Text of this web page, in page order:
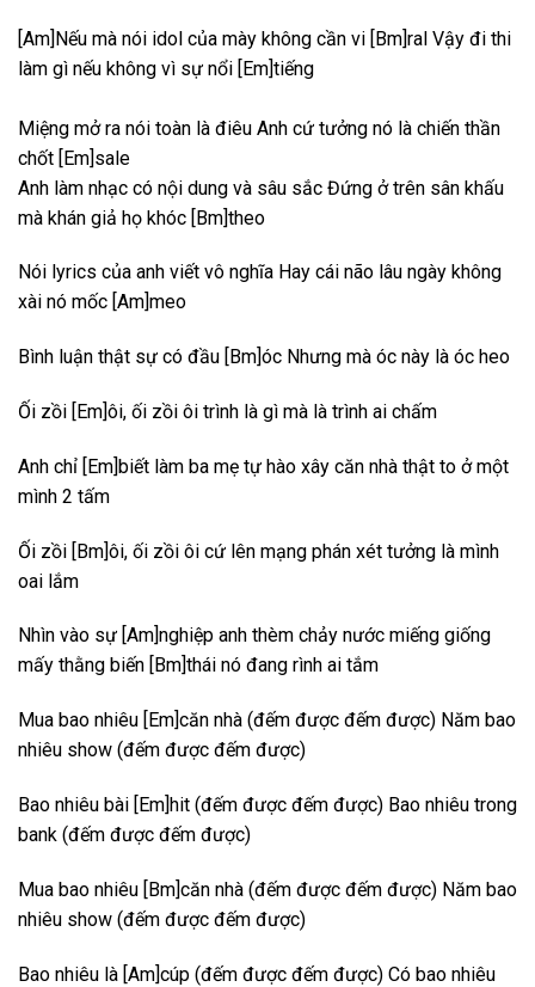
[Am]Nếu mà nói idol của mày không cần vi [Bm]ral Vậy đi thi
làm gì nếu không vì sự nổi [Em]tiếng
Miệng mở ra nói toàn là điêu Anh cứ tưởng nó là chiến thần
chốt [Em]sale
Anh làm nhạc có nội dung và sâu sắc Đứng ở trên sân khấu
mà khán giả họ khóc [Bm]theo
Nói lyrics của anh viết vô nghĩa Hay cái não lâu ngày không
xài nó mốc [Am]meo
Bình luận thật sự có đầu [Bm]óc Nhưng mà óc này là óc heo
Ối zồi [Em]ôi, ối zồi ôi trình là gì mà là trình ai chấm
Anh chỉ [Em]biết làm ba mẹ tự hào xây căn nhà thật to ở một
mình 2 tấm
Ối zồi [Bm]ôi, ối zồi ôi cứ lên mạng phán xét tưởng là mình
oai lắm
Nhìn vào sự [Am]nghiệp anh thèm chảy nước miếng giống
mấy thằng biến [Bm]thái nó đang rình ai tắm
Mua bao nhiêu [Em]căn nhà (đếm được đếm được) Năm bao
nhiêu show (đếm được đếm được)
Bao nhiêu bài [Em]hit (đếm được đếm được) Bao nhiêu trong
bank (đếm được đếm được)
Mua bao nhiêu [Bm]căn nhà (đếm được đếm được) Năm bao
nhiêu show (đếm được đếm được)
Bao nhiêu là [Am]cúp (đếm được đếm được) Có bao nhiêu